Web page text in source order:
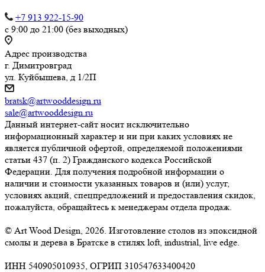
+7 913 922-15-90
с 9:00 до 21:00 (без выходных)
Адрес производства
г. Димитровград
ул. Куйбышева, д 1/2П
bratsk@artwooddesign.ru
sale@artwooddesign.ru
Данный интернет-сайт носит исключительно
информационный характер и ни при каких условиях не
является публичной офертой, определяемой положениями
статьи 437 (п. 2) Гражданского кодекса Российской
Федерации. Для получения подробной информации о
наличии и стоимости указанных товаров и (или) услуг,
условиях акций, спецпредложений и предоставления скидок,
пожалуйста, обращайтесь к менеджерам отдела продаж.
© Art Wood Design, 2026. Изготовление столов из эпоксидной
смолы и дерева в Братске в стилях loft, industrial, live edge.
ИНН 540905010935, ОГРИП 310547633400420